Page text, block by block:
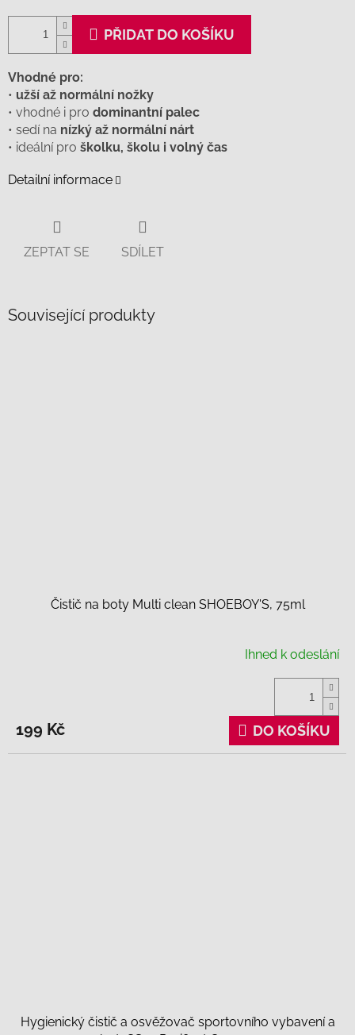
PŘIDAT DO KOŠÍKU
Vhodné pro:
• užší až normální nožky
• vhodné i pro dominantní palec
• sedí na nízký až normální nárt
• ideální pro školku, školu i volný čas
Detailní informace
ZEPTAT SE SDÍLET
Související produkty
Čistič na boty Multi clean SHOEBOY'S, 75ml
Ihned k odeslání
199 Kč DO KOŠÍKU
Hygienický čistič a osvěžovač sportovního vybavení a